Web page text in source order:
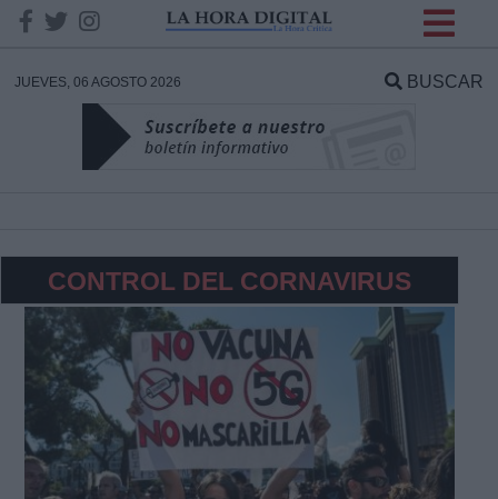
JUEVES, 06 AGOSTO 2026 BUSCAR
CONTROL DEL CORNAVIRUS
DATOS
Responsable:
Datos tratados:
Legitimación:
Destinatarios: